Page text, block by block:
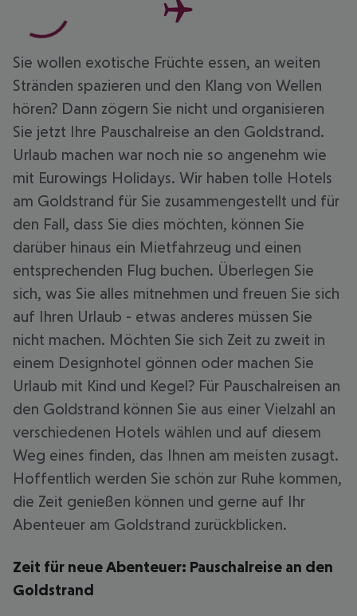
Sie wollen exotische Früchte essen, an weiten
Stränden spazieren und den Klang von Wellen
hören? Dann zögern Sie nicht und organisieren
Sie jetzt Ihre Pauschalreise an den Goldstrand.
Urlaub machen war noch nie so angenehm wie
mit Eurowings Holidays. Wir haben tolle Hotels
am Goldstrand für Sie zusammengestellt und für
den Fall, dass Sie dies möchten, können Sie
darüber hinaus ein Mietfahrzeug und einen
entsprechenden Flug buchen. Überlegen Sie
sich, was Sie alles mitnehmen und freuen Sie sich
auf Ihren Urlaub - etwas anderes müssen Sie
nicht machen. Möchten Sie sich Zeit zu zweit in
einem Designhotel gönnen oder machen Sie
Urlaub mit Kind und Kegel? Für Pauschalreisen an
den Goldstrand können Sie aus einer Vielzahl an
verschiedenen Hotels wählen und auf diesem
Weg eines finden, das Ihnen am meisten zusagt.
Hoffentlich werden Sie schön zur Ruhe kommen,
die Zeit genießen können und gerne auf Ihr
Abenteuer am Goldstrand zurückblicken.
Zeit für neue Abenteuer: Pauschalreise an den
Goldstrand